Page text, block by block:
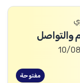
والتواصل
مفتوحة